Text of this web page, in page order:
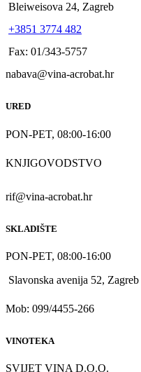
Bleiweisova 24, Zagreb
+3851 3774 482
Fax: 01/343-5757
nabava@vina-acrobat.hr
URED
PON-PET, 08:00-16:00
KNJIGOVODSTVO
rif@vina-acrobat.hr
SKLADIŠTE
PON-PET, 08:00-16:00
Slavonska avenija 52,
Mob: 099/4455-266
VINOTEKA
SVIJET VINA D.O.O.